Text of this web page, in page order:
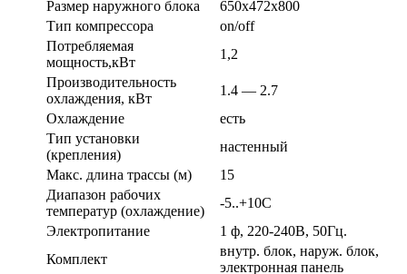
Размер наружного блока
650х472х800
Тип компрессора
on/off
Потребляемая
мощность,кВт
1,2
Производительность
охлаждения, кВт
1.4 — 2.7
Охлаждение
есть
Тип установки
(крепления)
настенный
Макс. длина трассы (м)
15
Диапазон рабочих
температур (охлаждение)
-5..+10С
Электропитание
1 ф, 220-240В, 50Гц.
Комплект
внутр. блок, наруж. блок,
электронная панель